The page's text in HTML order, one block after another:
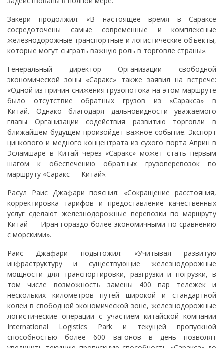
Закери продолжил: «В настоящее время в Сараксе
сосредоточены самые современные и комплексные
железнодорожные транспортные и логистические объекты,
которые могут сыграть важную роль в торговле страны».
Генеральный директор Организации свободной
экономической зоны «Саракс» также заявил на встрече:
«Одной из причин снижения грузопотока на этом маршруте
было отсутствие обратных грузов из «Саракса» в
Китай. Однако благодаря дальновидности уважаемого
главы Организации содействия развитию торговли в
ближайшем будущем произойдет важное событие. Экспорт
цинкового и медного концентрата из сухого порта Априн в
Эсламшаре в Китай через «Саракс» может стать первым
шагом к обеспечению обратных грузоперевозок по
маршруту «Саракс — Китай».
Расул Раис Джафари пояснил: «Сокращение расстояния,
корректировка тарифов и предоставление качественных
услуг сделают железнодорожные перевозки по маршруту
Китай — Иран гораздо более экономичными по сравнению
с морскими».
Раис Джафари подытожил: «Учитывая развитую
инфраструктуру и существующие железнодорожные
мощности для транспортировки, разгрузки и погрузки, в
том числе возможность замены 400 пар тележек и
нескольких километров путей широкой и стандартной
колеи в свободной экономической зоне, железнодорожные
логистические операции с участием китайской компании
International Logistics Park и текущей пропускной
способностью более 600 вагонов в день позволят